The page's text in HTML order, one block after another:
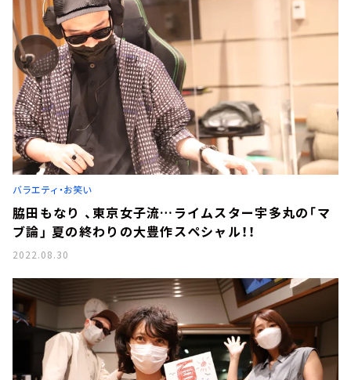
今日の番組表
週間番組表
トピックス
TBS Podcast
お知らせ
イベント・グッズ
YouTube
会社情報
バラエティ・お笑い
脇田もなり 、東京女子流…ライムスター宇多丸の「マ
ブ論」 夏の終わりの大豊作スペシャル！！
2022.08.30